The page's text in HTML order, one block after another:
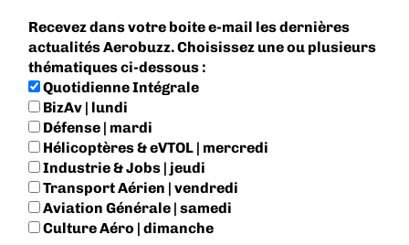
Recevez dans votre boite e-mail les dernières
actualités Aerobuzz. Choisissez une ou plusieurs
thématiques ci-dessous :
Quotidienne Intégrale
BizAv | lundi
Défense | mardi
Hélicoptères & eVTOL | mercredi
Industrie & Jobs | jeudi
Transport Aérien | vendredi
Aviation Générale | samedi
Culture Aéro | dimanche